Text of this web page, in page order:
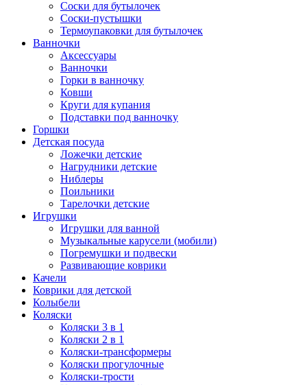
Соски для бутылочек
Соски-пустышки
Термоупаковки для бутылочек
Ванночки
Аксессуары
Ванночки
Горки в ванночку
Ковши
Круги для купания
Подставки под ванночку
Горшки
Детская посуда
Ложечки детские
Нагрудники детские
Ниблеры
Поильники
Тарелочки детские
Игрушки
Игрушки для ванной
Музыкальные карусели (мобили)
Погремушки и подвески
Развивающие коврики
Качели
Коврики для детской
Колыбели
Коляски
Коляски 3 в 1
Коляски 2 в 1
Коляски-трансформеры
Коляски прогулочные
Коляски-трости